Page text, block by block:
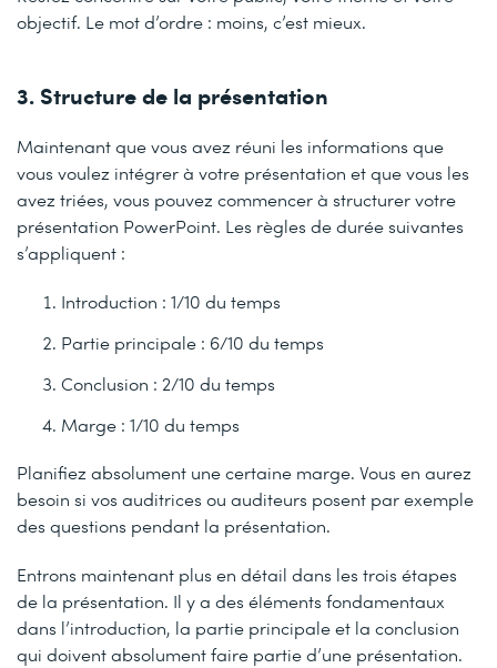
objectif. Le mot d’ordre : moins, c’est mieux.
3. Structure de la présentation
Maintenant que vous avez réuni les informations que
vous voulez intégrer à votre présentation et que vous les
avez triées, vous pouvez commencer à structurer votre
présentation PowerPoint. Les règles de durée suivantes
s’appliquent :
Introduction : 1/10 du temps
Partie principale : 6/10 du temps
Conclusion : 2/10 du temps
Marge : 1/10 du temps
Planifiez absolument une certaine marge. Vous en aurez
besoin si vos auditrices ou auditeurs posent par exemple
des questions pendant la présentation.
Entrons maintenant plus en détail dans les trois étapes
de la présentation. Il y a des éléments fondamentaux
dans l’introduction, la partie principale et la conclusion
qui doivent absolument faire partie d’une présentation.